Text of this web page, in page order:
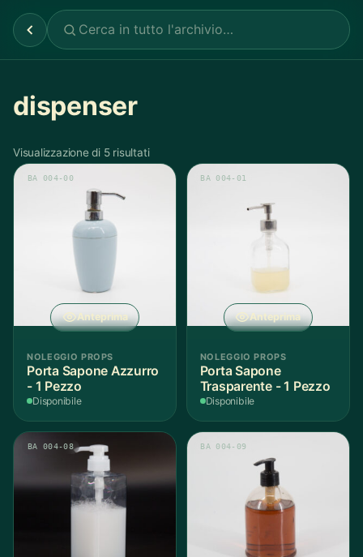
dispenser
Visualizzazione di 5 risultati
Anteprima
BA 004-00
NOLEGGIO PROPS
Porta Sapone Azzurro
- 1 Pezzo
Disponibile
Anteprima
BA 004-01
NOLEGGIO PROPS
Porta Sapone
Trasparente - 1 Pezzo
Disponibile
BA 004-08 BA 004-09